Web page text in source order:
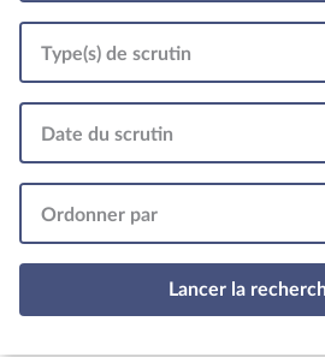
Type(s) de scrutin
Date du scrutin
Ordonner par
Lancer la